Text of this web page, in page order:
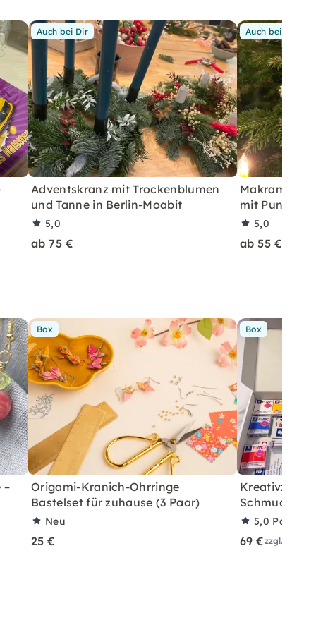
Auch bei Dir
Adventskranz mit Trockenblumen
und Tanne in Berlin-Moabit
5,0
ab 75 €
Auch bei Dir
Makramee-
mit Punsch
5,0
ab 55 €
–
Box
Origami-Kranich-Ohrringe
Bastelset für zuhause (3 Paar)
Neu
25 €
Box
Kreativzeit
Schmuck
5,0
69 €zzgl.